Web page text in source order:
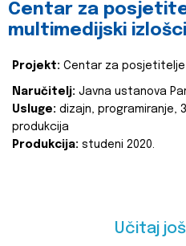
Centar za
multimedijski izlošci
Projekt: Centar za posjetitelje
Naručitelj: Javna ustanova
Usluge: dizajn, programiranje,
produkcija
Produkcija: studeni 2020.
Učitaj još